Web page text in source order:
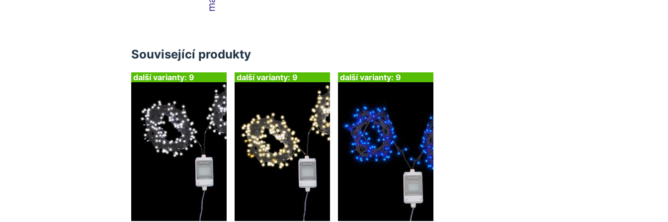
Související produkty
další varianty: 9 další varianty: 9 další varianty: 9